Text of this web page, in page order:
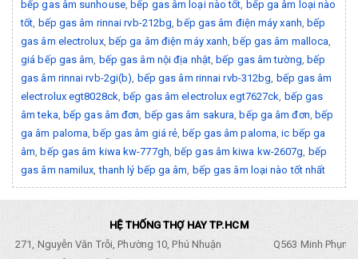
bếp gas âm sunhouse, bếp gas âm loại nào tốt, bếp ga âm loại nào
tốt, bếp gas âm rinnai rvb-212bg, bếp gas âm điện máy xanh, bếp
gas âm electrolux, bếp ga âm điện máy xanh, bếp gas âm malloca,
giá bếp gas âm, bếp gas âm nội địa nhật, bếp gas âm tường, bếp
gas âm rinnai rvb-2gi(b), bếp gas âm rinnai rvb-312bg, bếp gas âm
electrolux egt8028ck, bếp gas âm electrolux egt7627ck, bếp gas
âm teka, bếp gas âm đơn, bếp gas âm sakura, bếp ga âm đơn, bếp
ga âm paloma, bếp gas âm giá rẻ, bếp gas âm paloma,ic bếp ga
âm, bếp gas âm kiwa kw-777gh, bếp gas âm kiwa kw-2607g, bếp
gas âm namilux,thanh lý bếp ga âm, bếp gas âm loại nào tốt nhất
HỆ THỐNG THỢ HAY TP.HCM
271, Nguyễn Văn Trỗi, Phường 10, Phú Nhuận
Q563 Minh